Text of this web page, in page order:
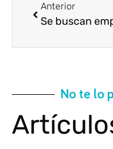
Anterior
No te lo